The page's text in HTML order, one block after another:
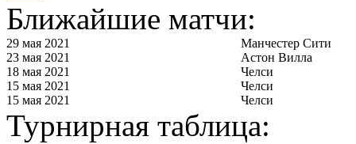
Ближайшие матчи:
29 мая 2021
Манчестер Сити
23 мая 2021
Астон Вилла
18 мая 2021
Челси
15 мая 2021
Челси
15 мая 2021
Челси
Турнирная таблица: